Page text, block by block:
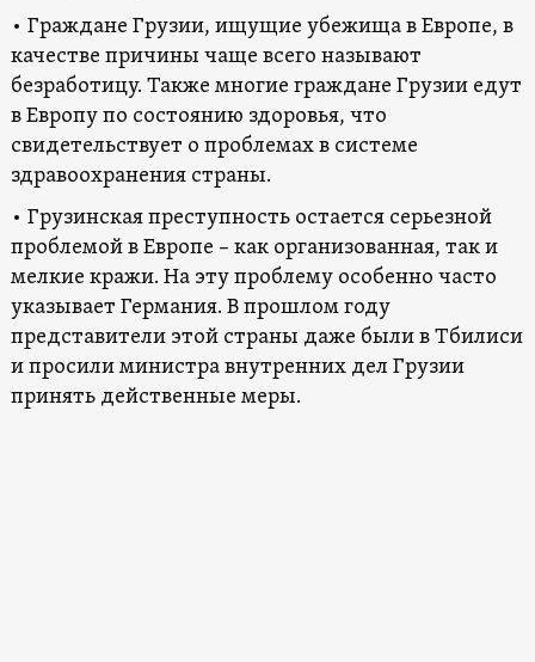
• Граждане Грузии, ищущие убежища в Европе, в
качестве причины чаще всего называют
безработицу. Также многие граждане Грузии едут
в Европу по состоянию здоровья, что
свидетельствует о проблемах в системе
здравоохранения страны.
• Грузинская преступность остается серьезной
проблемой в Европе – как организованная, так и
мелкие кражи. На эту проблему особенно часто
указывает Германия. В прошлом году
представители этой страны даже были в Тбилиси
и просили министра внутренних дел Грузии
принять действенные меры.